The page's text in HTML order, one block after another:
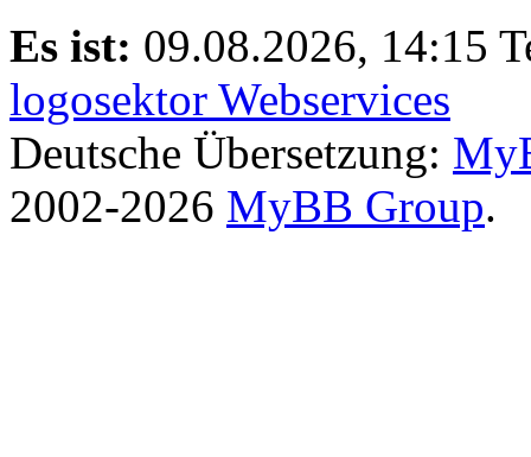
Es ist: 09.08.2026, 14:15
logosektor Webservices
Deutsche Übersetzung:
2002-2026 MyBB Group.